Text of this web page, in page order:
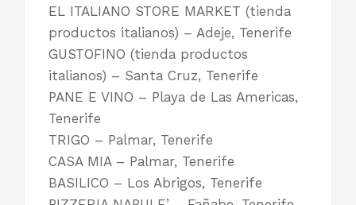
EL ITALIANO STORE MARKET (tienda
productos italianos) – Adeje, Tenerife
GUSTOFINO (tienda productos
italianos) – Santa Cruz, Tenerife
PANE E VINO – Playa de Las Americas,
Tenerife
TRIGO – Palmar, Tenerife
CASA MIA – Palmar, Tenerife
BASILICO – Los Abrigos, Tenerife